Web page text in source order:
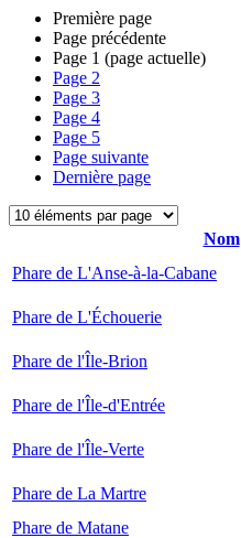
Première page
Page précédente
Page 1 (page actuelle)
Page 2
Page 3
Page 4
Page 5
Page suivante
Dernière page
Nom
Phare de L'Anse-à-la-Cabane
Phare de L'Échouerie
Phare de l'Île-Brion
Phare de l'Île-d'Entrée
Phare de l'Île-Verte
Phare de La Martre
Phare de Matane